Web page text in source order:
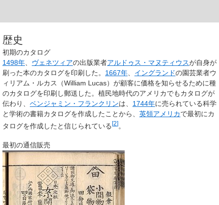
歴史
初期のカタログ
1498年
ヴェネツィアの出版業者アルドゥス・マヌティウスが自身が
刷った本のカタログを印刷した。 1667年 イングランドの園芸業者ウ
ィリアム・ルカス（William Lucas）が顧客に価格を知らせるために種
のカタログを印刷し郵送した。植民地時代のアメリカでもカタログが
伝わり、 ベンジャミン・フランクリンは、 1744年に売られている科学
と学術の書籍カタログを作成したことから、 英領アメリカで最初にカ
タログを作成したと信じられている [2] 。
最初の通信販売